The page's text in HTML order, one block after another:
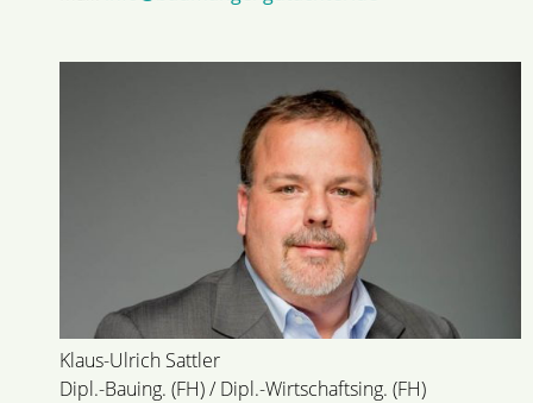
Klaus-Ulrich Sattler
Dipl.-Bauing. (FH) / Dipl.-Wirtschaftsing. (FH)